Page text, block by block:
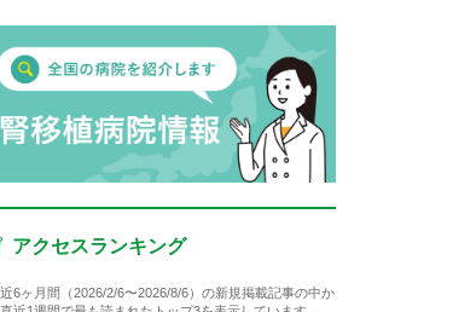
アクセスランキング
6ヶ月間（2026/2/6〜2026/8/6）の新規掲載記事の中か